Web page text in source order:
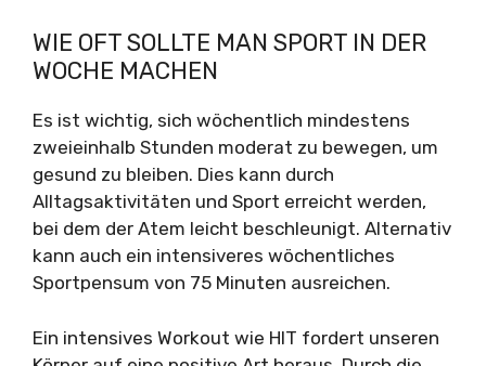
WIE OFT SOLLTE MAN SPORT IN DER
WOCHE MACHEN
Es ist wichtig, sich wöchentlich mindestens
zweieinhalb Stunden moderat zu bewegen, um
gesund zu bleiben. Dies kann durch
Alltagsaktivitäten und Sport erreicht werden,
bei dem der Atem leicht beschleunigt. Alternativ
kann auch ein intensiveres wöchentliches
Sportpensum von 75 Minuten ausreichen.
Ein intensives Workout wie HIT fordert unseren